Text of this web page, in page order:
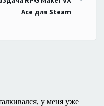
Ace для Steam